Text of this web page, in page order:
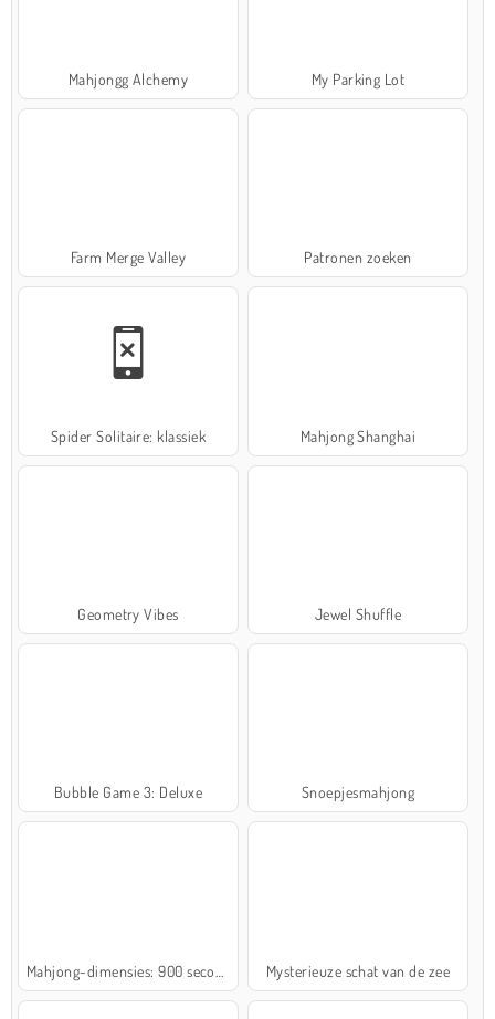
Mahjongg Alchemy My Parking Lot
Farm Merge Valley Patronen zoeken
Spider Solitaire: klassiek Mahjong Shanghai
Geometry Vibes Jewel Shuffle
Bubble Game 3: Deluxe Snoepjesmahjong
Mysterieuze schat van de zee